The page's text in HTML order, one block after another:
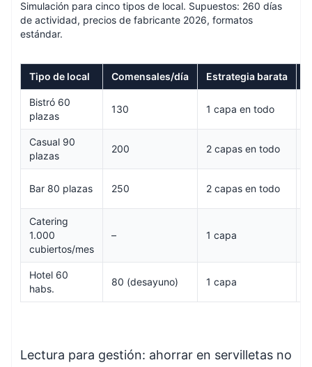
Simulación para cinco tipos de local. Supuestos: 260 días
de actividad, precios de fabricante 2026, formatos
estándar.
Tipo de local Comensales/día Estrategia barata
Bistró 60
plazas
130 1 capa en todo
Casual 90
plazas
200 2 capas en todo
Bar 80 plazas 250 2 capas en todo
Catering
1.000
cubiertos/mes
– 1 capa
Hotel 60
habs.
80 (desayuno) 1 capa
Lectura para gestión: ahorrar en servilletas no